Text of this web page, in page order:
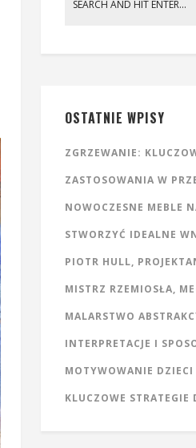
OSTATNIE WPISY
ZGRZEWANIE:
ZASTOSOWANIA W
NOWOCZESNE MEBLE
STWORZYĆ IDEALNE
PIOTR HULL,
MISTRZ RZEMIOSŁA,
MALARSTWO
INTERPRETACJE I
MOTYWOWANIE
KLUCZOWE STRATEGIE